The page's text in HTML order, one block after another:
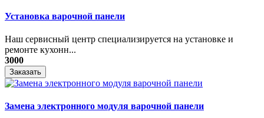
Установка варочной панели
Наш сервисный центр специализируется на установке и
ремонте кухонн...
3000
Заказать
Замена электронного модуля варочной панели